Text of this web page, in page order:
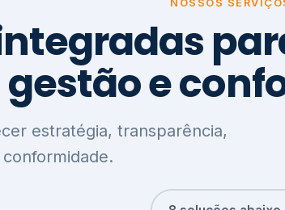
NOSSOS
gestão e
estratégia, transparência,